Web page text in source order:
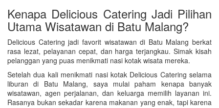
Kenapa Delicious Catering Jadi Pilihan
Utama Wisatawan di Batu Malang?
Delicious Catering jadi favorit wisatawan di Batu Malang berkat
rasa lezat, pelayanan cepat, dan harga terjangkau. Simak kisah
pelanggan yang puas menikmati nasi kotak wisata mereka.
Setelah dua kali menikmati nasi kotak Delicious Catering selama
liburan di Batu Malang, saya mulai paham kenapa banyak
wisatawan, agen perjalanan, dan keluarga memilih layanan ini.
Rasanya bukan sekadar karena makanan yang enak, tapi karena